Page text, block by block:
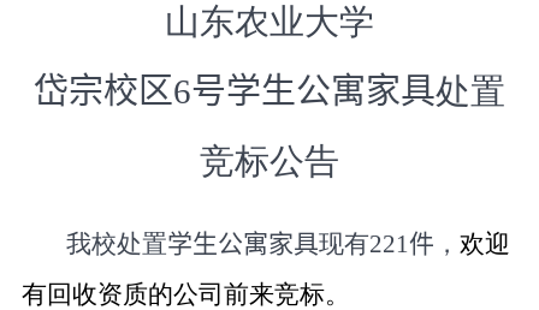
山东农业大学
岱宗校区6号学生公寓家具处置
竞标公告
我校处置学生公寓家具现有221件 ，欢迎
有回收资质的公司前来竞标。